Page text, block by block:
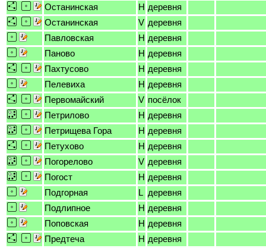
Останинская
H деревня
Останинская
V деревня
Павловская
H деревня
Паново
H деревня
Пахтусово
H деревня
Пелевиха
H деревня
Первомайский
V посёлок
Петрилово
H деревня
Петрищева Гора
H деревня
Петухово
H деревня
Погорелово
V деревня
Погост
H деревня
Подгорная
L деревня
Подлипное
H деревня
Поповская
H деревня
Предтеча
H деревня